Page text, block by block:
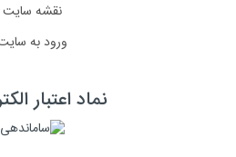
نقشه سایت
ورود به
نماد اعتبار